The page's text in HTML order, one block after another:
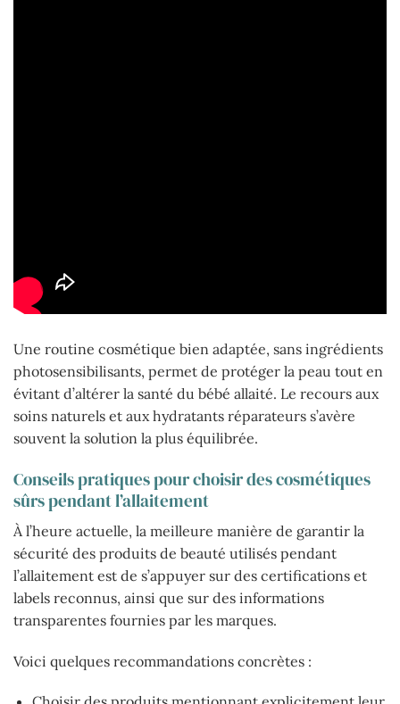
Une routine cosmétique bien adaptée, sans ingrédients
photosensibilisants, permet de protéger la peau tout en
évitant d’altérer la santé du bébé allaité. Le recours aux
soins naturels et aux hydratants réparateurs s’avère
souvent la solution la plus équilibrée.
Conseils pratiques pour choisir des cosmétiques
sûrs pendant l’allaitement
À l’heure actuelle, la meilleure manière de garantir la
sécurité des produits de beauté utilisés pendant
l’allaitement est de s’appuyer sur des certifications et
labels reconnus, ainsi que sur des informations
transparentes fournies par les marques.
Voici quelques recommandations concrètes :